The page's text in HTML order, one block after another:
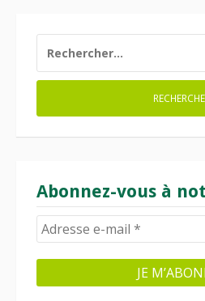
Abonnez-vous à